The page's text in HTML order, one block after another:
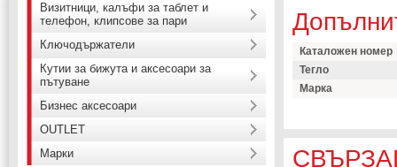
Каталожен номер
Тегло
Марка
Визитници, калъфи за таблет и
телефон, клипсове за пари
Ключодържатели
Кутии за бижута и аксесоари за
пътуване
Бизнес аксесоари
OUTLET
Марки